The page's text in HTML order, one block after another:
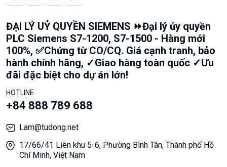
ĐẠI LÝ UỶ QUYỀN SIEMENS ⏩Đại lý ủy quyền
PLC Siemens S7-1200, S7-1500 - Hàng mới
100%, ✅Chứng từ CO/CQ. Giá cạnh tranh, bảo
hành chính hãng, ✓Giao hàng toàn quốc ✓Ưu
đãi đặc biệt cho dự án lớn!
HOTLINE
+84 888 789 688
Lam@tudong.net
17/66/41 Liên khu 5-6, Phường Bình Tân, Thành phố Hồ
Chí Minh, Việt Nam